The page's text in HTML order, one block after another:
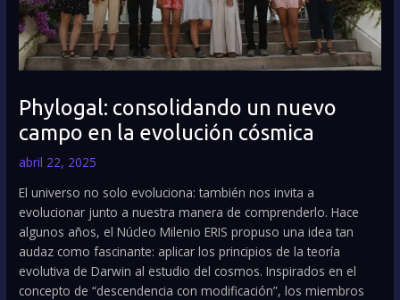
Phylogal: consolidando un nuevo
campo en la evolución cósmica
abril 22, 2025
El universo no solo evoluciona: también nos invita a
evolucionar junto a nuestra manera de comprenderlo. Hace
algunos años, el Núcleo Milenio ERIS propuso una idea tan
audaz como fascinante: aplicar los principios de la teoría
evolutiva de Darwin al estudio del cosmos. Inspirados en el
concepto de “descendencia con modificación”, los miembros